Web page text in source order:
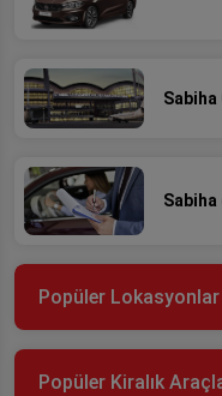
Popüler Lokasyonlar
Popüler Kiralık